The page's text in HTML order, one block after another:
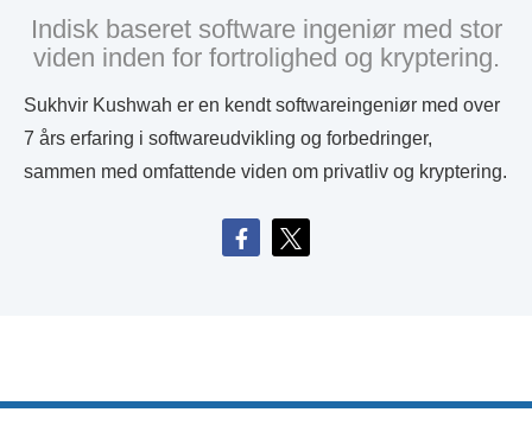
Indisk baseret software ingeniør med stor
viden inden for fortrolighed og kryptering.
Sukhvir Kushwah er en kendt softwareingeniør med over
7 års erfaring i softwareudvikling og forbedringer,
sammen med omfattende viden om privatliv og kryptering.